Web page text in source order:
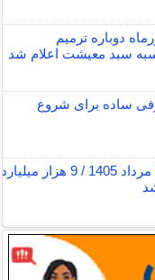
دوباره ترمیم
سبد معیشت اعلام شد
ساده برای شروع
پایان بورس امروز شنبه 17 مرداد 1405 / 9 هزار میلیارد